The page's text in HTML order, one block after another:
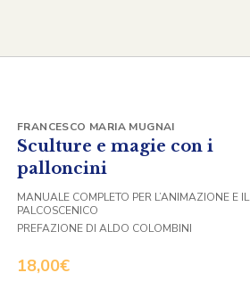
Sculture e magie con i
palloncini
18,00€
FRANCESCO MARIA MUGNAI
MANUALE COMPLETO PER L’ANIMAZIONE E IL
PALCOSCENICO
PREFAZIONE DI ALDO COLOMBINI